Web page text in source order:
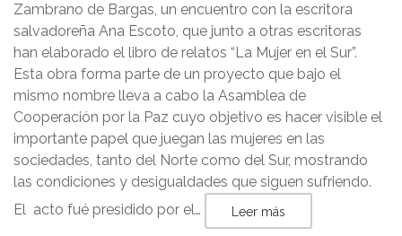
Zambrano de Bargas, un encuentro con la escritora
salvadoreña Ana Escoto, que junto a otras escritoras
han elaborado el libro de relatos “La Mujer en el Sur”.
Esta obra forma parte de un proyecto que bajo el
mismo nombre lleva a cabo la Asamblea de
Cooperación por la Paz cuyo objetivo es hacer visible el
importante papel que juegan las mujeres en las
sociedades, tanto del Norte como del Sur, mostrando
las condiciones y desigualdades que siguen sufriendo.
El acto fué presidido por el…
Leer más